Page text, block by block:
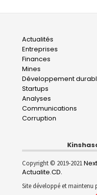
Main
navigation
Actualités
Entreprises
Finances
Mines
Développement
Startups
Analyses
Communications
Corruption
Copyright © 2019-2021
Actualite.CD.
Site développé et maintenu